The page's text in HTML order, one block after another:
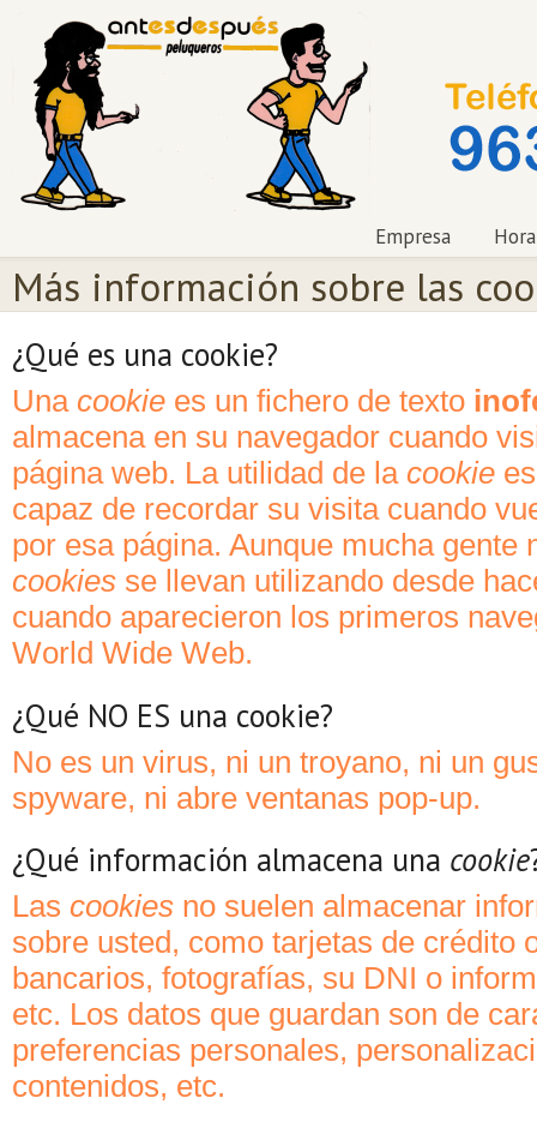
Empresa
Más información sobre las
¿Qué es una cookie?
Una cookie es un fichero de texto
almacena en su navegador cuando
página web. La utilidad de la cookie
capaz de recordar su visita cuando
por esa página. Aunque mucha gente
cookies se llevan utilizando desde
cuando aparecieron los primeros
World Wide Web.
¿Qué NO ES una cookie?
No es un virus, ni un troyano, ni un
spyware, ni abre ventanas pop-up.
¿Qué información almacena una cookie
Las cookies no suelen almacenar
sobre usted, como tarjetas de crédito
bancarios, fotografías, su DNI o
etc. Los datos que guardan son de
preferencias personales,
contenidos, etc.